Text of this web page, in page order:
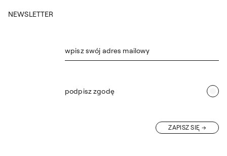
NEWSLETTER
wpisz swój adres mailowy
podpisz zgodę
ZAPISZ SIĘ